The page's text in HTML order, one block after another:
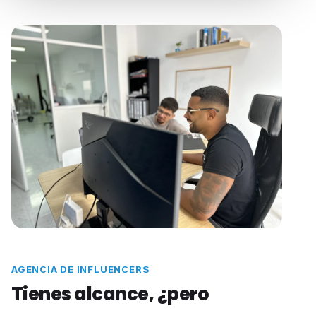
AGENCIA DE INFLUENCERS
Tienes alcance, ¿pero